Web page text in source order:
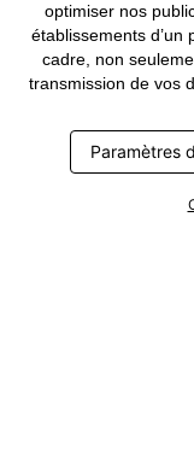
optimiser nos
établissements
cadre, non
transmission de vos
nécessitent un
collectées ou
transmises
bouton «
Paramètres